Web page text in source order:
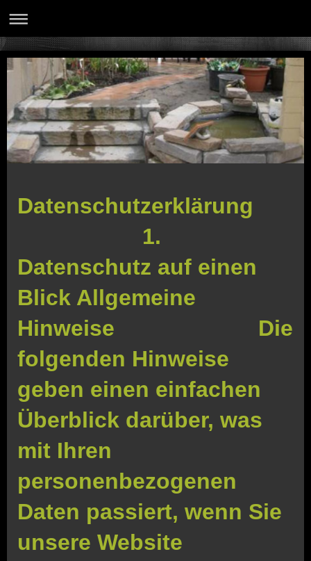
Datenschutzerklärung 1. Datenschutz auf einen Blick Allgemeine Hinweise Die folgenden Hinweise geben einen einfachen Überblick darüber, was mit Ihren personenbezogenen Daten passiert, wenn Sie unsere Website besuchen. Personenbezogene Daten sind alle Daten, mit denen Sie persönlich identifiziert werden können. Ausführliche Informationen zum Thema Datenschutz entnehmen Sie unserer unter diesem Text aufgeführten Datenschutzerklärung. Datenerfassung auf unserer Website Wer ist verantwortlich für die Datenerfassung auf dieser Website? Die Datenverarbeitung auf dieser Website erfolgt durch den Websitebetreiber. Dessen Kontaktdaten können Sie dem Impressum dieser Website entnehmen. Wie erfassen wir Ihre Daten? Ihre Daten werden zum einen dadurch erhoben, dass Sie uns diese mitteilen. Hierbei kann es sich z.B. um Daten handeln, die Sie in ein Kontaktformular eingeben. Andere Daten werden automatisch beim Besuch der Website durch unsere IT-Systeme erfasst. Das sind vor allem technische Daten (z.B. Internetbrowser, Betriebssystem oder Uhrzeit des Seitenaufrufs). Die Erfassung dieser Daten erfolgt automatisch, sobald Sie unsere Website betreten. Wofür nutzen wir Ihre Daten? Ein Teil der Daten wird erhoben, um eine fehlerfreie Bereitstellung der Website zu gewährleisten. Andere Daten können zur Analyse Ihres Nutzerverhaltens verwendet werden. Welche Rechte haben Sie bezüglich Ihrer Daten? Sie haben jederzeit das Recht unentgeltlich Auskunft über Herkunft, Empfänger und Zweck Ihrer gespeicherten personenbezogenen Daten zu erhalten. Sie haben außerdem ein Recht, die Berichtigung, Sperrung oder Löschung dieser Daten zu verlangen. Hierzu sowie zu weiteren Fragen zum Thema Datenschutz können Sie sich jederzeit unter der im Impressum angegebenen Adresse an uns wenden. Des Weiteren steht Ihnen ein Beschwerderecht bei der zuständigen Aufsichtsbehörde zu. Außerdem haben Sie das Recht, unter bestimmten Umständen die Einschränkung der Verarbeitung Ihrer personenbezogenen Daten zu verlangen. Details hierzu entnehmen Sie der Datenschutzerklärung unter „Recht auf Einschränkung der Verarbeitung“. 2. Allgemeine Hinweise und Pflichtinformationen Datenschutz Die Betreiber dieser Seiten nehmen den Schutz Ihrer persönlichen Daten sehr ernst. Wir behandeln Ihre personenbezogenen Daten vertraulich und entsprechend der gesetzlichen Datenschutzvorschriften sowie dieser Datenschutzerklärung. Wenn Sie diese Website benutzen, werden verschiedene personenbezogene Daten erhoben. Personenbezogene Daten sind Daten, mit denen Sie persönlich identifiziert werden können. Die vorliegende Datenschutzerklärung erläutert, welche Daten wir erheben und wofür wir sie nutzen. Sie erläutert auch, wie und zu welchem Zweck das geschieht. Wir weisen darauf hin, dass die Datenübertragung im Internet (z.B. bei der Kommunikation per E-Mail) Sicherheitslücken aufweisen kann. Ein lückenloser Schutz der Daten vor dem Zugriff durch Dritte ist nicht möglich. Hinweis zur verantwortlichen Stelle Die verantwortliche Stelle für die Datenverarbeitung auf dieser Website ist: Detlev Schaaf Frohnhauserstr. 278 45144 Essen Telefon: +49 (0) 201 - 764465 E-Mail: detlev-schaaf@t-online.de Verantwortliche Stelle ist die natürliche oder juristische Person, die allein oder gemeinsam mit anderen über die Zwecke und Mittel der Verarbeitung von personenbezogenen Daten (z.B. Namen, E-Mail-Adressen o. Ä.) entscheidet. Widerruf Ihrer Einwilligung zur Datenverarbeitung Viele Datenverarbeitungsvorgänge sind nur mit Ihrer ausdrücklichen Einwilligung möglich. Sie können eine bereits erteilte Einwilligung jederzeit widerrufen. Dazu reicht eine formlose Mitteilung per E-Mail an uns. Die Rechtmäßigkeit der bis zum Widerruf erfolgten Datenverarbeitung bleibt vom Widerruf unberührt. Widerspruchsrecht gegen die Datenerhebung in besonderen Fällen sowie gegen Direktwerbung (Art. 21 DSGVO) Wenn die Datenverarbeitung auf Grundlage von Art. 6 Abs. 1 lit. e oder f DSGVO erfolgt, haben Sie jederzeit das Recht, aus Gründen, die sich aus Ihrer besonderen Situation ergeben, gegen die Verarbeitung Ihrer personenbezogenen Daten Widerspruch einzulegen; dies gilt auch für ein auf diese Bestimmungen gestütztes Profiling. Die jeweilige Rechtsgrundlage, auf denen eine Verarbeitung beruht, entnehmen Sie dieser Datenschutzerklärung. Wenn Sie Widerspruch einlegen, werden wir Ihre betroffenen personenbezogenen Daten nicht mehr verarbeiten, es sei denn, wir können zwingende schutzwürdige Gründe für die Verarbeitung nachweisen, die Ihre Interessen, Rechte und Freiheiten überwiegen oder die Verarbeitung dient der Geltendmachung, Ausübung oder Verteidigung von Rechtsansprüchen (Widerspruch nach Art. 21 Abs. 1 DSGVO). Werden Ihre personenbezogenen Daten verarbeitet, um Direktwerbung zu betreiben, so haben Sie das Recht, jederzeit Widerspruch gegen die Verarbeitung Sie betreffender personenbezogener Daten zum Zwecke derartiger Werbung einzulegen; dies gilt auch für das Profiling, soweit es mit solcher Direktwerbung in Verbindung steht. Wenn Sie widersprechen, werden Ihre personenbezogenen Daten anschließend nicht mehr zum Zwecke der Direktwerbung verwendet (Widerspruch nach Art. 21 Abs. 2 DSGVO). Beschwerderecht bei der zuständigen Aufsichtsbehörde Im Falle von Verstößen gegen die DSGVO steht den Betroffenen ein Beschwerderecht bei einer Aufsichtsbehörde, insbesondere in dem Mitgliedstaat ihres gewöhnlichen Aufenthalts, ihres Arbeitsplatzes oder des Orts des mutmaßlichen Verstoßes zu. Das Beschwerderecht besteht unbeschadet anderweitiger verwaltungsrechtlicher oder gerichtlicher Rechtsbehelfe. Recht auf Datenübertragbarkeit Sie haben das Recht, Daten, die wir auf Grundlage Ihrer Einwilligung oder in Erfüllung eines Vertrags automatisiert verarbeiten, an sich oder an einen Dritten in einem gängigen, maschinenlesbaren Format aushändigen zu lassen. Sofern Sie die direkte Übertragung der Daten an einen anderen Verantwortlichen verlangen, erfolgt dies nur, soweit es technisch machbar ist. SSL- bzw. TLS-Verschlüsselung Diese Seite nutzt aus Sicherheitsgründen und zum Schutz der Übertragung vertraulicher Inhalte, wie zum Beispiel Bestellungen oder Anfragen, die Sie an uns als Seitenbetreiber senden, eine SSL-bzw. TLS-Verschlüsselung. Eine verschlüsselte Verbindung erkennen Sie daran, dass die Adresszeile des Browsers von “http://” auf “https://” wechselt und an dem Schloss-Symbol in Ihrer Browserzeile. Wenn die SSL- bzw. TLS-Verschlüsselung aktiviert ist, können die Daten, die Sie an uns übermitteln, nicht von Dritten mitgelesen werden. Auskunft, Sperrung, Löschung und Berichtigung Sie haben im Rahmen der geltenden gesetzlichen Bestimmungen jederzeit das Recht auf unentgeltliche Auskunft über Ihre gespeicherten personenbezogenen Daten, deren Herkunft und Empfänger und den Zweck der Datenverarbeitung und ggf. ein Recht auf Berichtigung, Sperrung oder Löschung dieser Daten. Hierzu sowie zu weiteren Fragen zum Thema personenbezogene Daten können Sie sich jederzeit unter der im Impressum angegebenen Adresse an uns wenden. Recht auf Einschränkung der Verarbeitung Sie haben das Recht, die Einschränkung der Verarbeitung Ihrer personenbezogenen Daten zu verlangen. Hierzu können Sie sich jederzeit unter der im Impressum angegebenen Adresse an uns wenden. Das Recht auf Einschränkung der Verarbeitung besteht in folgenden Fällen: Wenn Sie die Richtigkeit Ihrer bei uns gespeicherten personenbezogenen Daten bestreiten, benötigen wir in der Regel Zeit, um dies zu überprüfen. Für die Dauer der Prüfung haben Sie das Recht, die Einschränkung der Verarbeitung Ihrer personenbezogenen Daten zu verlangen. Wenn die Verarbeitung Ihrer personenbezogenen Daten unrechtmäßig geschah / geschieht, können Sie statt der Löschung die Einschränkung der Datenverarbeitung verlangen. Wenn wir Ihre personenbezogenen Daten nicht mehr benötigen, Sie sie jedoch zur Ausübung, Verteidigung oder Geltendmachung von Rechtsansprüchen benötigen, haben Sie das Recht, statt der Löschung die Einschränkung der Verarbeitung Ihrer personenbezogenen Daten zu verlangen. Wenn Sie einen Widerspruch nach Art. 21 Abs. 1 DSGVO eingelegt haben, muss eine Abwägung zwischen Ihren und unseren Interessen vorgenommen werden. Solange noch nicht feststeht, wessen Interessen überwiegen, haben Sie das Recht, die Einschränkung der Verarbeitung Ihrer personenbezogenen Daten zu verlangen. Wenn Sie die Verarbeitung Ihrer personenbezogenen Daten eingeschränkt haben, dürfen diese Daten – von ihrer Speicherung abgesehen – nur mit Ihrer Einwilligung oder zur Geltendmachung, Ausübung oder Verteidigung von Rechtsansprüchen oder zum Schutz der Rechte einer anderen natürlichen oder juristischen Person oder aus Gründen eines wichtigen öffentlichen Interesses der Europäischen Union oder eines Mitgliedstaats verarbeitet werden. Widerspruch gegen Werbe-E-Mails Der Nutzung von im Rahmen der Impressumspflicht veröffentlichten Kontaktdaten zur Übersendung von nicht ausdrücklich angeforderter Werbung und Informationsmaterialien wird hiermit widersprochen. Die Betreiber der Seiten behalten sich ausdrücklich rechtliche Schritte im Falle der unverlangten Zusendung von Werbeinformationen, etwa durch Spam-E-Mails, vor. 3. Datenerfassung auf unserer Website Cookies Die Internetseiten verwenden teilweise so genannte Cookies. Cookies richten auf Ihrem Rechner keinen Schaden an und enthalten keine Viren. Cookies dienen dazu, unser Angebot nutzerfreundlicher, effektiver und sicherer zu machen. Cookies sind kleine Textdateien, die auf Ihrem Rechner abgelegt werden und die Ihr Browser speichert. Die meisten der von uns verwendeten Cookies sind so genannte “Session-Cookies”. Sie werden nach Ende Ihres Besuchs automatisch gelöscht. Andere Cookies bleiben auf Ihrem Endgerät gespeichert bis Sie diese löschen. Diese Cookies ermöglichen es uns, Ihren Browser beim nächsten Besuch wiederzuerkennen. Sie können Ihren Browser so einstel